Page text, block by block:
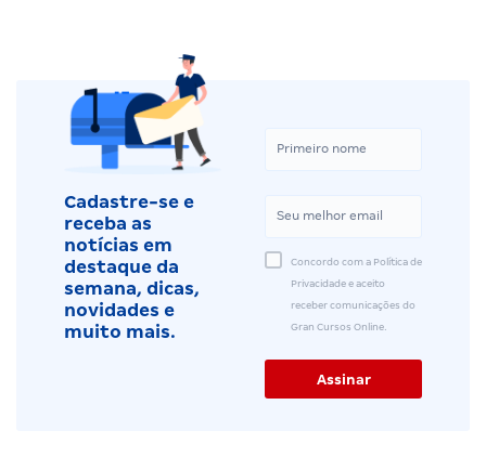
Cadastre-se e
receba as
notícias em
destaque da
semana, dicas,
novidades e
muito mais.
Concordo com a Política de
Privacidade e aceito
receber comunicações do
Gran Cursos Online.